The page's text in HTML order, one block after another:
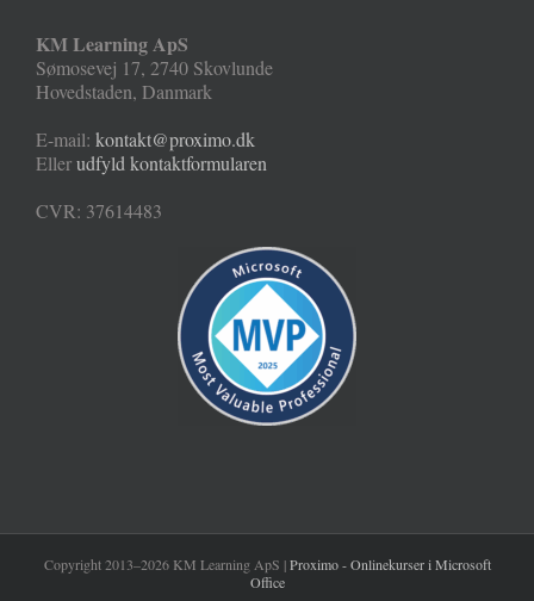
KM Learning ApS
Sømosevej 17, 2740 Skovlunde
Hovedstaden, Danmark
E-mail: kontakt@proximo.dk
Ellerudfyld kontaktformularen
CVR: 37614483
Copyright 2013–2026 KM Learning ApS |Proximo - Onlinekurser i Microsoft
Office